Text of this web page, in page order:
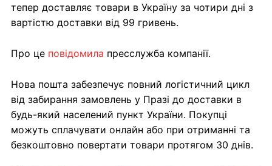
тепер доставляє товари в Україну за чотири дні з
вартістю доставки від 99 гривень.
Про це повідомила пресслужба компанії.
Нова пошта забезпечує повний логістичний цикл
від забирання замовлень у Празі до доставки в
будь-який населений пункт України. Покупці
можуть сплачувати онлайн або при отриманні та
безкоштовно повертати товари протягом 30 днів.